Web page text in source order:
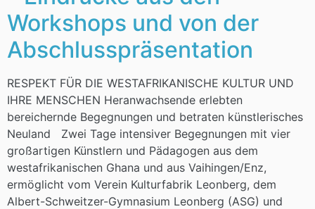
Workshops und von der
Abschlusspräsentation
RESPEKT FÜR DIE WESTAFRIKANISCHE KULTUR UND
IHRE MENSCHEN Heranwachsende erlebten
bereichernde Begegnungen und betraten künstlerisches
Neuland Zwei Tage intensiver Begegnungen mit vier
großartigen Künstlern und Pädagogen aus dem
westafrikanischen Ghana und aus Vaihingen/Enz,
ermöglicht vom Verein Kulturfabrik Leonberg, dem
Albert-Schweitzer-Gymnasium Leonberg (ASG) und